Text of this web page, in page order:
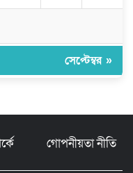
মানুষ হিসেবে গড়ে
ভিসি ড. রইছ উদদীন
বাজারে শাহ্ ফতেহ আলী
সেপ্টেম্বর »
গোপনীয়তা নীতি